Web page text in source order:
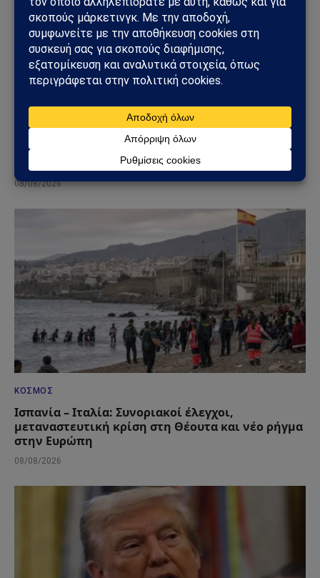
Τυφώνας Dolphin: Σαρώνει την Οκινάουα –
Τραυματίες, δεκάδες χιλιάδες χωρίς ρεύμα στην
08/08/2026
ΚΌΣΜΟΣ
Ισπανία – Ιταλία: Συνοριακοί έλεγχοι,
μεταναστευτική κρίση στη Θέουτα και νέο ρήγμα
στην Ευρώπη
08/08/2026